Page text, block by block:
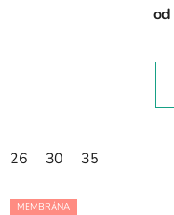
od
26 30 35
MEMBRÁNA